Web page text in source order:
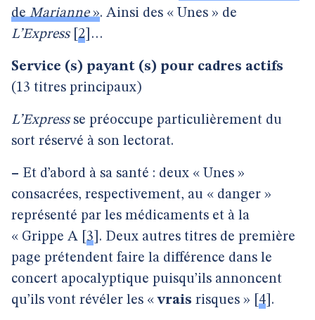
deMarianne». Ainsi des « Unes » de
L’Express[ 2 …
Service (s) payant (s) pour cadres actifs
(13 titres principaux)
L’Express se préoccupe particulièrement du
sort réservé à son lectorat.
– Et d’abord à sa santé : deux « Unes »
consacrées, respectivement, au « danger »
représenté par les médicaments et à la
« Grippe A 3 . Deux autres titres de première
page prétendent faire la différence dans le
concert apocalyptique puisqu’ils annoncent
qu’ils vont révéler les «vrais risques » 4 .